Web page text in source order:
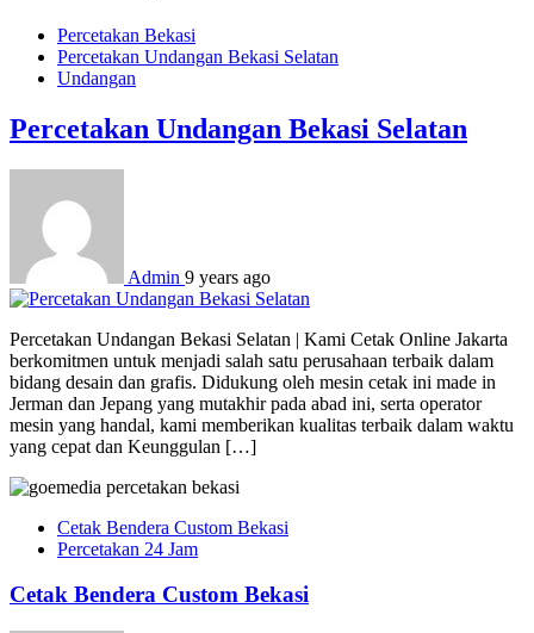
Percetakan Bekasi
Percetakan Undangan Bekasi Selatan
Undangan
Percetakan Undangan Bekasi Selatan
Admin 9 years ago
Percetakan Undangan Bekasi Selatan | Kami Cetak Online Jakarta
berkomitmen untuk menjadi salah satu perusahaan terbaik dalam
bidang desain dan grafis. Didukung oleh mesin cetak ini made in
Jerman dan Jepang yang mutakhir pada abad ini, serta operator
mesin yang handal, kami memberikan kualitas terbaik dalam waktu
yang cepat dan Keunggulan […]
Cetak Bendera Custom Bekasi
Percetakan 24 Jam
Cetak Bendera Custom Bekasi